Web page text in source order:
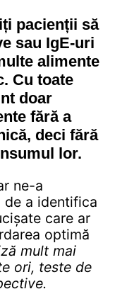
pacienții să
sau IgE-uri
alimente
Cu toate
doar
fără a
deci fără
lor.
ne-a
a identifica
care ar
optimă
mult mai
ori, teste de